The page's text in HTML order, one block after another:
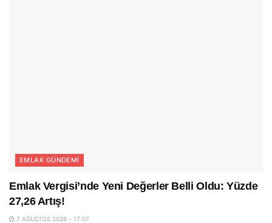
EMLAK GÜNDEMI
Emlak Vergisi’nde Yeni Değerler Belli Oldu: Yüzde
27,26 Artış!
7 AĞUSTOS 2026 - 17:07